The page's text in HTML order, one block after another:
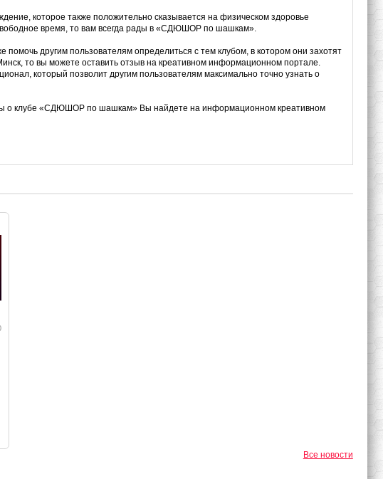
которое также положительно сказывается на физическом здоровье
время, то вам всегда рады в «СДЮШОР по шашкам».
другим пользователям определиться с тем клубом, в котором они захотят
то вы можете оставить отзыв на креативном информационном портале.
который позволит другим пользователям максимально точно узнать о
о клубе «СДЮШОР по шашкам» Вы найдете на информационном креативном
Все новости